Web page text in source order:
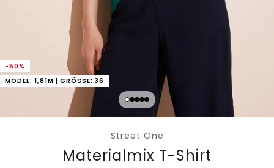
-50%
MODEL: 1,81M | GRÖSSE: 36
Street One
Materialmix T-Shirt